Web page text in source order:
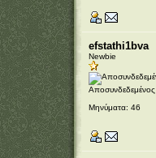
efstathi1bva
Newbie
Αποσυνδεδεμένος
Μηνύματα: 46